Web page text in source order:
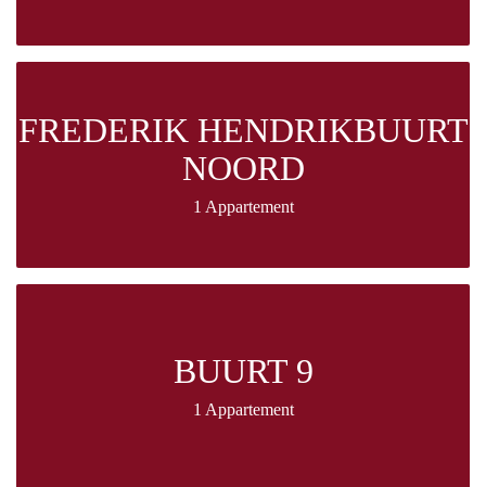
FREDERIK HENDRIKBUURT
NOORD
1 Appartement
BUURT 9
1 Appartement